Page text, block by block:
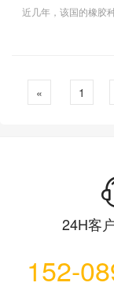
近几年，该国的橡胶
« 1
24H客
152-